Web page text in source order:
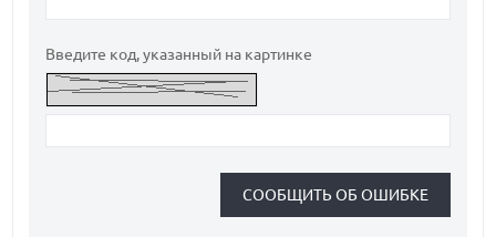
Введите код, указанный на картинке